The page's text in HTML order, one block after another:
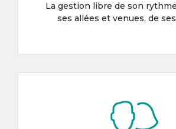
La gestion libre de son
ses allées et venues, de